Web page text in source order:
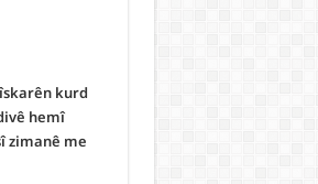
kurd
hemî
zimanê me